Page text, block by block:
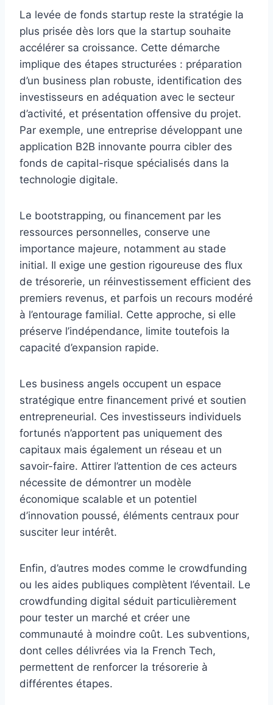
La levée de fonds startup reste la stratégie la
plus prisée dès lors que la startup souhaite
accélérer sa croissance. Cette démarche
implique des étapes structurées : préparation
d’un business plan robuste, identification des
investisseurs en adéquation avec le secteur
d’activité, et présentation offensive du projet.
Par exemple, une entreprise développant une
application B2B innovante pourra cibler des
fonds de capital-risque spécialisés dans la
technologie digitale.
Le bootstrapping, ou financement par les
ressources personnelles, conserve une
importance majeure, notamment au stade
initial. Il exige une gestion rigoureuse des flux
de trésorerie, un réinvestissement efficient des
premiers revenus, et parfois un recours modéré
à l’entourage familial. Cette approche, si elle
préserve l’indépendance, limite toutefois la
capacité d’expansion rapide.
Les business angels occupent un espace
stratégique entre financement privé et soutien
entrepreneurial. Ces investisseurs individuels
fortunés n’apportent pas uniquement des
capitaux mais également un réseau et un
savoir-faire. Attirer l’attention de ces acteurs
nécessite de démontrer un modèle
économique scalable et un potentiel
d’innovation poussé, éléments centraux pour
susciter leur intérêt.
Enfin, d’autres modes comme le crowdfunding
ou les aides publiques complètent l’éventail. Le
crowdfunding digital séduit particulièrement
pour tester un marché et créer une
communauté à moindre coût. Les subventions,
dont celles délivrées via la French Tech,
permettent de renforcer la trésorerie à
différentes étapes.